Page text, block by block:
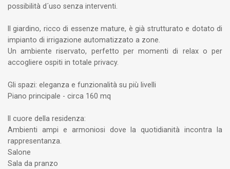
possibilità d´uso senza interventi.
Il giardino, ricco di essenze mature, è già strutturato e dotato di
impianto di irrigazione automatizzato a zone.
Un ambiente riservato, perfetto per momenti di relax o per
accogliere ospiti in totale privacy.
Gli spazi: eleganza e funzionalità su più livelli
Piano principale - circa 160 mq
Il cuore della residenza:
Ambienti ampi e armoniosi dove la quotidianità incontra la
rappresentanza.
Salone
Sala da pranzo